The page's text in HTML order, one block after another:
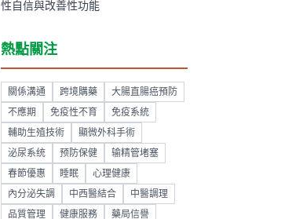
性自信與改善性功能
熱點關注
關係溝通 跨境購藥 大腸直腸癌預防
不應期 免疫性不育 免疫系統
輔助生殖技術 顯微外科手術
泌尿系统 预防保健 输精管堵塞
春節優惠 睡眠 心理健康
內分泌失調 中西醫結合 中醫調理
品質管理 健康服務 藥局信譽